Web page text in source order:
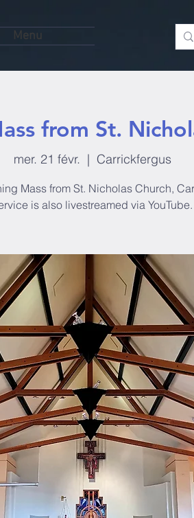
Menu
from St.
mer. 21 févr.
  |
Carrickfergus
Mass from St. Nicholas Church,
is also livestreamed via YouTube.